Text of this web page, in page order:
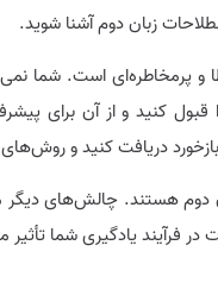
زبان دوم آشنا شوید.
و پرمخاطره‌ای است. شما
کنید و از آن برای
دریافت کنید و
هستند. چالش‌های دیگر
فرآیند یادگیری شما تأثیر